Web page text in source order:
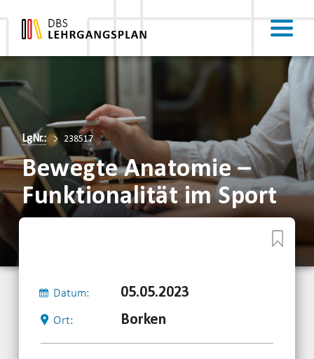
LgNr.: 238517
Bewegte Anatomie –
Funktionalität im Sport
Datum: 05.05.2023
Ort: Borken